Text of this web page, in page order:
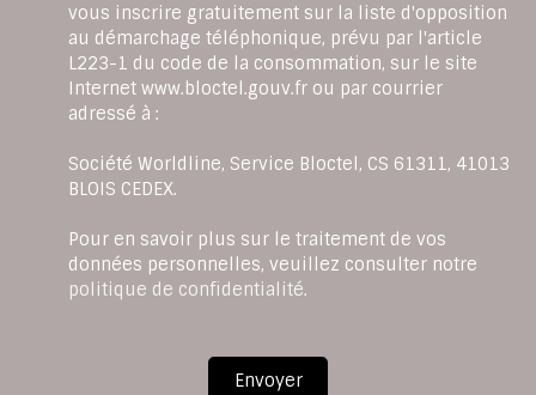
vous inscrire gratuitement sur la liste d'opposition
au démarchage téléphonique, prévu par l'article
L223-1 du code de la consommation, sur le site
Internet www.bloctel.gouv.fr ou par courrier
adressé à :
Société Worldline, Service Bloctel, CS 61311, 41013
BLOIS CEDEX.
Pour en savoir plus sur le traitement de vos
données personnelles, veuillez consulter notre
politique de confidentialité.
Envoyer